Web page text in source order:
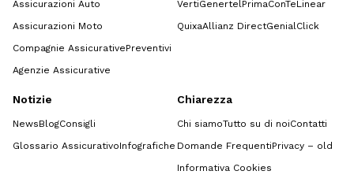
Assicurazioni Auto
Assicurazioni Moto
Compagnie AssicurativePreventivi
Agenzie Assicurative
VertiGenertel PrimaConTeLinear
QuixaAllianz DirectGenialClick
Notizie
NewsBlogConsigli
Glossario AssicurativoInfografiche
Chiarezza
Chi siamoTutto su di noiContatti
Domande FrequentiPrivacy – old
Informativa Cookies